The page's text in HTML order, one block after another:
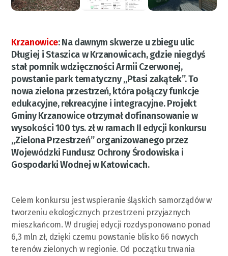
Krzanowice:Na dawnym skwerze u zbiegu ulic
Długiej i Staszica w Krzanowicach, gdzie niegdyś
stał pomnik wdzięczności Armii Czerwonej,
powstanie park tematyczny „Ptasi zakątek”. To
nowa zielona przestrzeń, która połączy funkcje
edukacyjne, rekreacyjne i integracyjne. Projekt
Gminy Krzanowice otrzymał dofinansowanie w
wysokości 100 tys. zł w ramach II edycji konkursu
„Zielona Przestrzeń” organizowanego przez
Wojewódzki Fundusz Ochrony Środowiska i
Gospodarki Wodnej w Katowicach.
Celem konkursu jest wspieranie śląskich samorządów w
tworzeniu ekologicznych przestrzeni przyjaznych
mieszkańcom. W drugiej edycji rozdysponowano ponad
6,3 mln zł, dzięki czemu powstanie blisko 66 nowych
terenów zielonych w regionie. Od początku trwania